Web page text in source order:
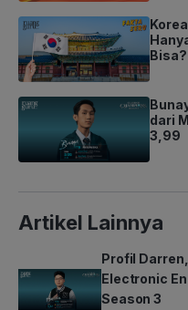
Bisa?
dari
3,99
Artikel Lainnya
Profil
Electronic
Season 3